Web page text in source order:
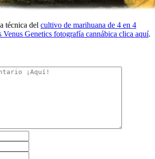
técnica del cultivo de marihuana de 4 en 4
Venus Genetics fotografía cannábica clica aquí.